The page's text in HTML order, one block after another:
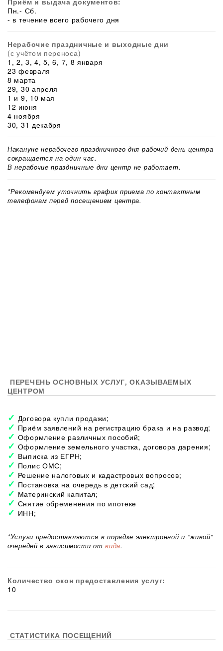
Пн.- Сб.
- в течение всего рабочего дня
Нерабочие праздничные и выходные дни
(с учётом переноса)
1, 2, 3, 4, 5, 6, 7, 8 января
23 февраля
8 марта
29, 30 апреля
1 и 9, 10 мая
12 июня
4 ноября
30, 31 декабря
Накануне нерабочего праздничного дня рабочий день центра
сокращается на один час.
В нерабочие праздничные дни центр не работает.
*Рекомендуем уточнить график приема по контактным
телефонам перед посещением центра.
ПЕРЕЧЕНЬ ОСНОВНЫХ УСЛУГ, ОКАЗЫВАЕМЫХ
ЦЕНТРОМ
Договора купли продажи;
Приём заявлений на регистрацию брака и на развод;
Оформление различных пособий;
Оформление земельного участка, договора дарения;
Выписка из ЕГРН;
Полис ОМС;
Решение налоговых и кадастровых вопросов;
Постановка на очередь в детский сад;
Материнский капитал;
Снятие обременения по ипотеке
ИНН;
*Услуги предоставляются в порядке электронной и "живой"
очередей в зависимости отвида.
Количество окон предоставления услуг:
10
СТАТИСТИКА ПОСЕЩЕНИЙ